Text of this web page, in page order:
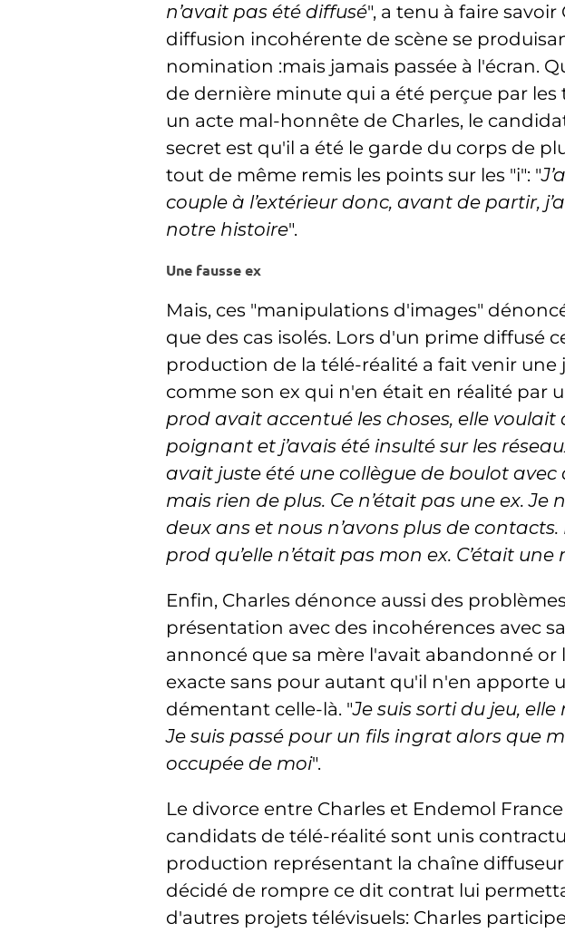
n’avait pas été diffusé", a tenu à faire
diffusion incohérente de scène se
nomination :mais jamais passée à l'écran.
de dernière minute qui a été perçue par
un acte mal-honnête de Charles, le
secret est qu'il a été le garde du corps de
tout de même remis les points sur les "i": "
couple à l’extérieur donc, avant de partir,
notre histoire".
Une fausse ex
Mais, ces "manipulations d'images"
que des cas isolés. Lors d'un prime diffusé
production de la télé-réalité a fait venir
comme son ex qui n'en était en réalité par
prod avait accentué les choses, elle voulait
poignant et j’avais été insulté sur les
avait juste été une collègue de boulot avec
mais rien de plus. Ce n’était pas une ex. Je
deux ans et nous n’avons plus de
prod qu’elle n’était pas mon ex. C’était
Enfin, Charles dénonce aussi des
présentation avec des incohérences avec
annoncé que sa mère l'avait abandonné
exacte sans pour autant qu'il n'en apporte
démentant celle-là. "Je suis sorti du jeu,
Je suis passé pour un fils ingrat alors que
occupée de moi".
Le divorce entre Charles et Endemol
candidats de télé-réalité sont unis
production représentant la chaîne
décidé de rompre ce dit contrat lui
d'autres projets télévisuels: Charles